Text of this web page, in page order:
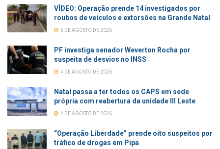
VÍDEO: Operação prende 14 investigados por
roubos de veículos e extorsões na Grande Natal
5 DE AGOSTO DE 2026
PF investiga senador Weverton Rocha por
suspeita de desvios no INSS
4 DE AGOSTO DE 2026
Natal passa a ter todos os CAPS em sede
própria com reabertura da unidade III Leste
4 DE AGOSTO DE 2026
“Operação Liberdade” prende oito suspeitos por
tráfico de drogas em Pipa